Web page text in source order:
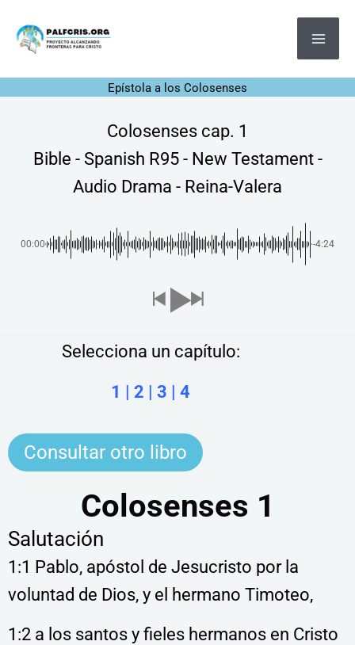
Epístola a los Colosenses
Colosenses cap. 1
Bible - Spanish R95 - New Testament -
Audio Drama - Reina-Valera
00:00 -4:24
Selecciona un capítulo:
1 | 2 |3 | 4
Consultar otro libro
Colosenses 1
Salutación
1:1 Pablo, apóstol de Jesucristo por la
voluntad de Dios, y el hermano Timoteo,
1:2 a los santos y fieles hermanos en Cristo